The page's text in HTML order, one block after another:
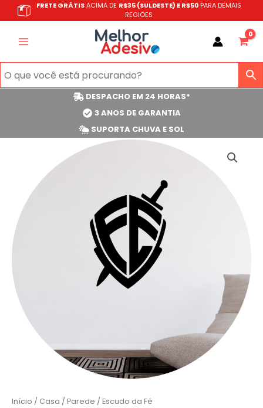
para
FRETE GRÁTISACIMA DE R$35 (SULDESTE) E R$50 PARA DEMAIS
REGIÕES
DESPACHO EM 24 HORAS*
3 ANOS DE GARANTIA
SUPORTA CHUVA E SOL
Início / Casa / Parede / Escudo da Fé